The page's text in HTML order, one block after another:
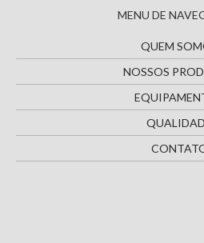
MENU DE
QUEM
NOSSOS